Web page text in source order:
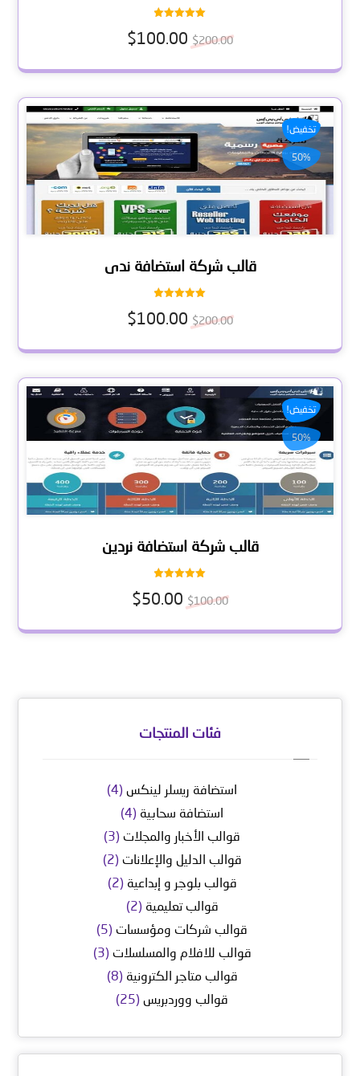
5.00
من 5
$200.00
$100.00
تخفيض!
50%
قالب شركة استضافة ندى
5.00
من 5
$200.00
$100.00
تخفيض!
50%
قالب شركة استضافة نردين
5.00
من 5
$100.00
$50.00
فئات المنتجات
استضافة ريسلر لينكس (4)
استضافة سحابية (4)
قوالب الأخبار والمجلات (3)
قوالب الدليل والإعلانات (2)
قوالب بلوجر و إبداعية (2)
قوالب تعليمية (2)
قوالب شركات ومؤسسات (5)
قوالب للافلام والمسلسلات (3)
قوالب متاجر الكترونية (8)
قوالب ووردبريس (25)